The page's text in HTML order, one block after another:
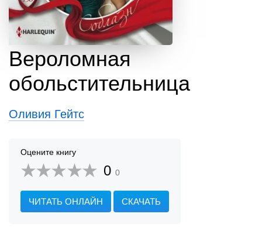
Вероломная
обольстительница
Оливия Гейтс
Оцените книгу
0 0
ЧИТАТЬ ОНЛАЙН СКАЧАТЬ